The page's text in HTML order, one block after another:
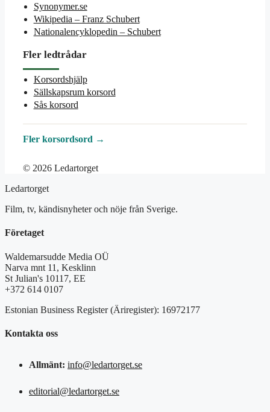
Synonymer.se
Wikipedia – Franz Schubert
Nationalencyklopedin – Schubert
Fler ledtrådar
Korsordshjälp
Sällskapsrum korsord
Sås korsord
Fler korsordsord →
© 2026 Ledartorget
Ledartorget
Film, tv, kändisnyheter och nöje från Sverige.
Företaget
Waldemarsudde Media OÜ
Narva mnt 11, Kesklinn
St Julian's 10117, EE
+372 614 0107
Estonian Business Register (Äriregister): 16972177
Kontakta oss
Allmänt: info@ledartorget.se
editorial@ledartorget.se